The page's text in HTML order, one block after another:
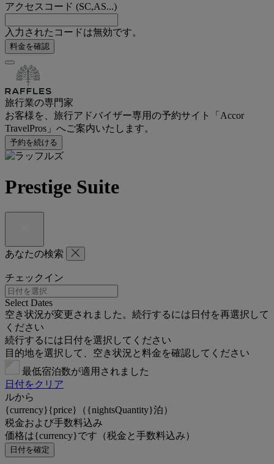
アクセスコード (SC,AS...)
入力されたコードは無効です。
料金を確認
旅行業の専門家
お客様を、旅行アドバイザー専用の予約サイト「Accor
TravelPros」へご案内いたします。
予約を続ける
Prestige Suite
あなたの検索
チェックイン
Select Dates
空き状況が変更されました。続行するには日付を再選択して
ください
続行するには日付を選択してください
目的地を選択して、空き状況と料金を確認してください
最低宿泊数が適用されました
日付をクリア
ルから
{currency}{price}（{nightsQuantity}泊）
税金および手数料込み
価格は{currency}です（税金と手数料込み）
日付を確定